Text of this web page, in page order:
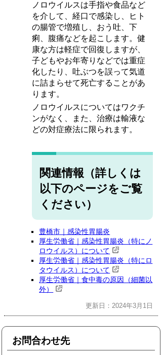
ノロウイルスは手指や食品など
を介して、経口で感染し、ヒト
の腸管で増殖し、おう吐、下
痢、腹痛などを起こします。健
康な方は軽症で回復しますが、
子どもやお年寄りなどでは重症
化したり、吐ぶつを誤って気道
に詰まらせて死亡することがあ
ります。
ノロウイルスについてはワクチ
ンがなく、また、治療は輸液な
どの対症療法に限られます。
関連情報（詳しくは
以下のページをご覧
ください）
豊橋市｜感染性胃腸炎
厚生労働省｜感染性胃腸炎（特にノ
ロウイルス）について
厚生労働省｜感染性胃腸炎（特にロ
タウイルス）について
厚生労働省｜食中毒の原因（細菌以
外）
更新日：2024年3月1日
お問合わせ先